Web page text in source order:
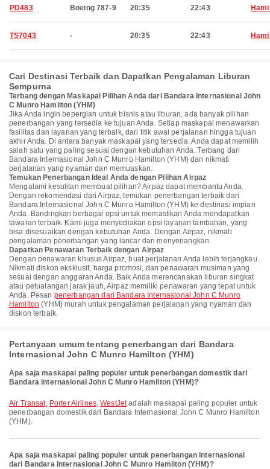
PD483 Boeing 787-9 20:35 22:43
TS7043 - 20:35 22:43
Cari Destinasi Terbaik dan Dapatkan Pengalaman Liburan
Sempurna
Terbang dengan Maskapai Pilihan Anda dari Bandara Internasional John
C Munro Hamilton (YHM)
Jika Anda ingin bepergian untuk bisnis atau liburan, ada banyak pilihan
penerbangan yang tersedia ke tujuan Anda. Setiap maskapai menawarkan
fasilitas dan layanan yang terbaik, dari titik awal perjalanan hingga tujuan
akhir Anda. Di antara banyak maskapai yang tersedia, Anda dapat memilih
salah satu yang paling sesuai dengan kebutuhan Anda. Terbang dari
Bandara Internasional John C Munro Hamilton (YHM) dan nikmati
perjalanan yang nyaman dan memuaskan.
Temukan Penerbangan Ideal Anda dengan Pilihan Airpaz
Mengalami kesulitan membuat pilihan? Airpaz dapat membantu Anda.
Dengan rekomendasi dari Airpaz, temukan penerbangan terbaik dari
Bandara Internasional John C Munro Hamilton (YHM) ke destinasi impian
Anda. Bandingkan berbagai opsi untuk memastikan Anda mendapatkan
tawaran terbaik. Kami juga menyediakan opsi layanan tambahan, yang
bisa disesuaikan dengan kebutuhan Anda. Dengan Airpaz, nikmati
pengalaman penerbangan yang lancar dan menyenangkan.
Dapatkan Penawaran Terbaik dengan Airpaz
Dengan penawaran khusus Airpaz, buat perjalanan Anda lebih terjangkau.
Nikmati diskon eksklusif, harga promosi, dan penawaran musiman yang
sesuai dengan anggaran Anda. Baik Anda merencanakan liburan singkat
atau petualangan jarak jauh, Airpaz memiliki penawaran yang tepat untuk
Anda. Pesan penerbangan dari Bandara Internasional John C Munro
Hamilton (YHM) murah untuk pengalaman perjalanan yang nyaman dan
diskon terbaik.
Pertanyaan umum tentang penerbangan dari Bandara
Internasional John C Munro Hamilton (YHM)
Apa saja maskapai paling populer untuk penerbangan domestik dari
Bandara Internasional John C Munro Hamilton (YHM)?
Air Transat, Porter Airlines,WestJetadalah maskapai paling populer untuk
penerbangan domestik dari Bandara Internasional John C Munro Hamilton
(YHM).
Apa saja maskapai paling populer untuk penerbangan internasional
dari Bandara Internasional John C Munro Hamilton (YHM)?